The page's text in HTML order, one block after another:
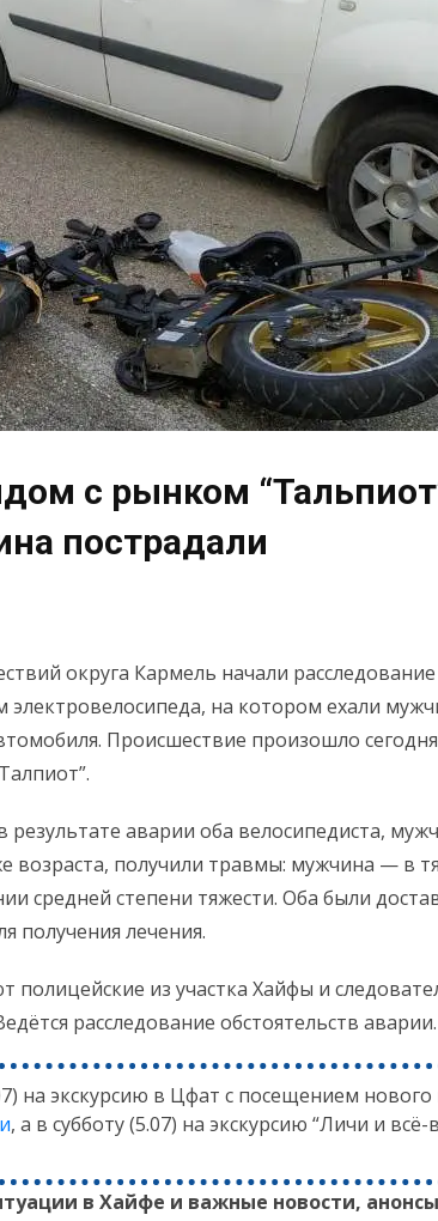
с рынком
пострадали
округа Кармель начали расследование
электровелосипеда, на котором ехали
Происшествие произошло
аварии оба велосипедиста,
возраста, получили травмы: мужчина — в
средней степени тяжести. Оба были
получения лечения.
полицейские из участка Хайфы и
расследование обстоятельств аварии.
на экскурсию в Цфат с посещением нового
, а в субботу (5.07) на экскурсию “Личи и всё-
в Хайфе и важные новости, анонсы